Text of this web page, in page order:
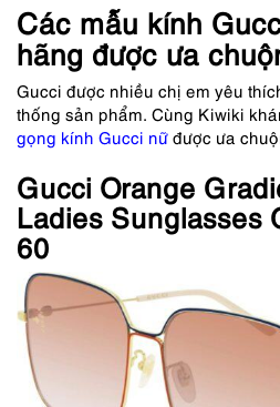
Các mẫu kính
hãng được ưa
Gucci được nhiều chị em yêu
thống sản phẩm. Cùng Kiwiki
gọng kính Gucci nữ được ưa
Gucci Orange
Ladies Sunglasses
60